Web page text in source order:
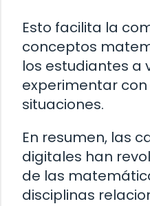
Esto facilita la
conceptos
los estudiantes a
experimentar
situaciones.
En resumen, las
digitales han
de las
disciplinas